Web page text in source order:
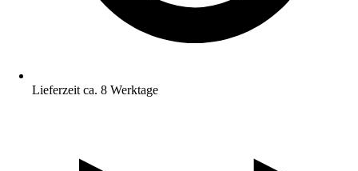
Lieferzeit ca. 8 Werktage